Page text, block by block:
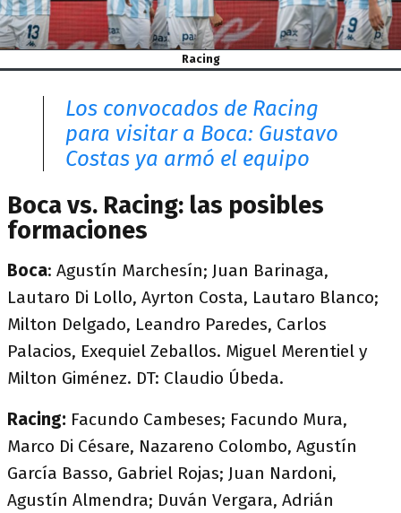
Racing
Los convocados de Racing
para visitar a Boca: Gustavo
Costas ya armó el equipo
Boca vs. Racing: las posibles
formaciones
Boca: Agustín Marchesín; Juan Barinaga,
Lautaro Di Lollo, Ayrton Costa, Lautaro Blanco;
Milton Delgado, Leandro Paredes, Carlos
Palacios, Exequiel Zeballos. Miguel Merentiel y
Milton Giménez. DT: Claudio Úbeda.
Racing: Facundo Cambeses; Facundo Mura,
Marco Di Césare, Nazareno Colombo, Agustín
García Basso, Gabriel Rojas; Juan Nardoni,
Agustín Almendra; Duván Vergara, Adrián